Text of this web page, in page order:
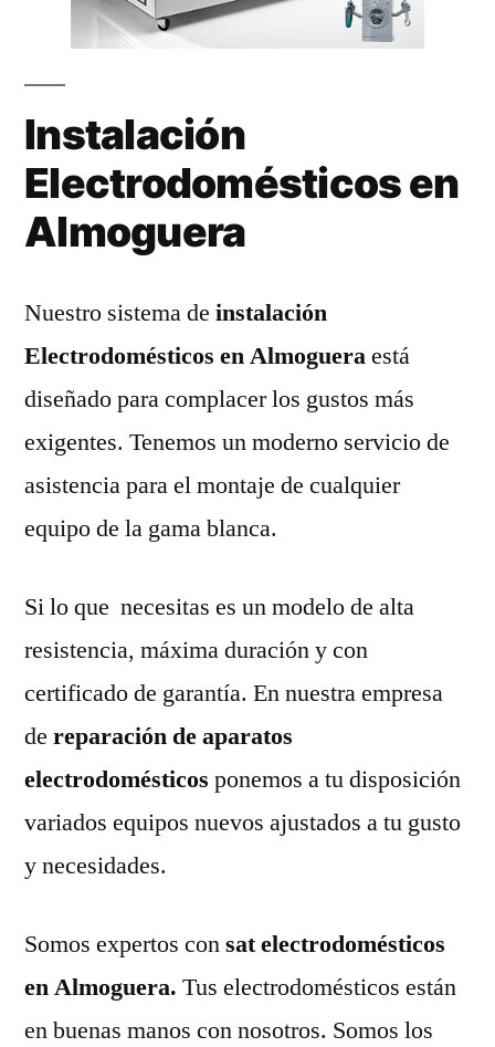
Instalación
Electrodomésticos en
Almoguera
Nuestro sistema de instalación
Electrodomésticos en Almogueraestá
diseñado para complacer los gustos más
exigentes. Tenemos un moderno servicio de
asistencia para el montaje de cualquier
equipo de la gama blanca.
Si lo que necesitas es un modelo de alta
resistencia, máxima duración y con
certificado de garantía. En nuestra empresa
de reparación de aparatos
electrodomésticos ponemos a tu disposición
variados equipos nuevos ajustados a tu gusto
y necesidades.
Somos expertos consat electrodomésticos
en Almoguera. Tus electrodomésticos están
en buenas manos con nosotros. Somos los